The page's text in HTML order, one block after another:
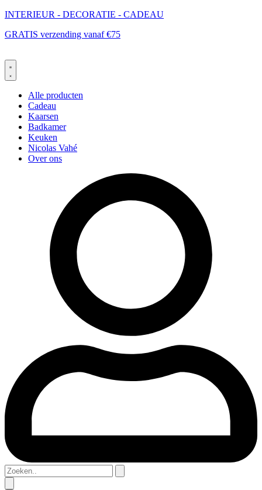
Ga
de
INTERIEUR - DECORATIE - CADEAU
GRATIS verzending vanaf €75
Alle producten
Cadeau
Kaarsen
Badkamer
Keuken
Nicolas Vahé
Over ons
Zoeken..